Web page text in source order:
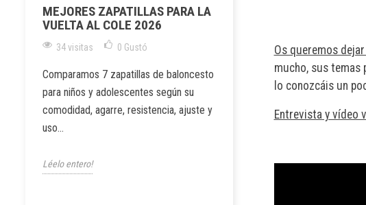
MEJORES ZAPATILLAS PARA LA
VUELTA AL COLE 2026
34 visitas 0 Gustó
Comparamos 7 zapatillas de baloncesto
para niños y adolescentes según su
comodidad, agarre, resistencia, ajuste y
uso...
Léelo entero!
Os queremos
mucho, sus temas
lo conozcáis un
Entrevista y vídeo